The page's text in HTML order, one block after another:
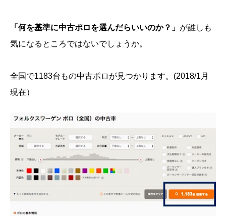
「何を基準に中古ポロを選んだらいいのか？」 が誰しも
気になるところではないでしょうか。
全国で1183台もの中古ポロが見つかります。(2018/1月
現在）